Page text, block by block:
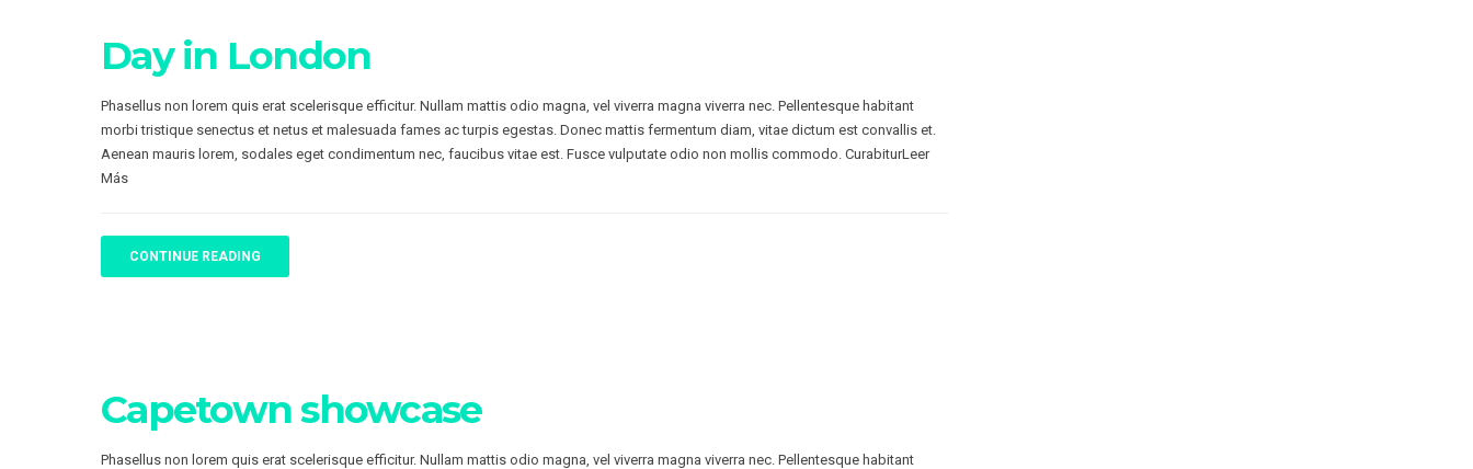
Day in London
Phasellus non lorem quis erat scelerisque efficitur. Nullam mattis odio magna, vel viverra magna viverra nec. Pellentesque habitant
morbi tristique senectus et netus et malesuada fames ac turpis egestas. Donec mattis fermentum diam, vitae dictum est convallis et.
Aenean mauris lorem, sodales eget condimentum nec, faucibus vitae est. Fusce vulputate odio non mollis commodo. CurabiturLeer
Más
CONTINUE READING
Capetown showcase
Phasellus non lorem quis erat scelerisque efficitur. Nullam mattis odio magna, vel viverra magna viverra nec. Pellentesque habitant